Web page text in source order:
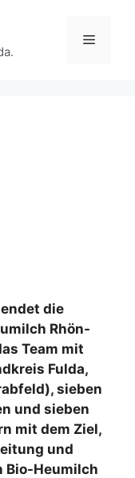
Menü
die
Rhön-
Team mit
Fulda,
sieben
und sieben
mit dem Ziel,
und
Bio-Heumilch